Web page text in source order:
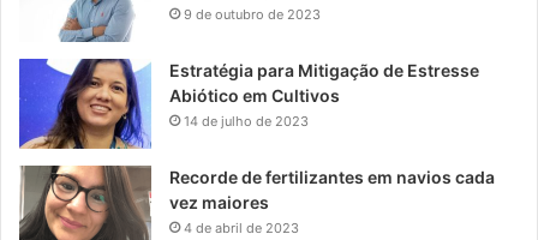
9 de outubro de 2023
Estratégia para Mitigação de Estresse
Abiótico em Cultivos
14 de julho de 2023
Recorde de fertilizantes em navios cada
vez maiores
4 de abril de 2023